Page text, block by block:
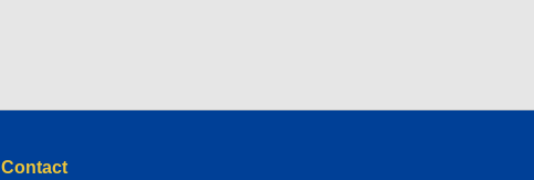
Contact